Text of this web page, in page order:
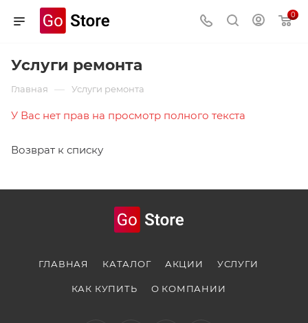
0
Услуги ремонта
Главная — Услуги ремонта
У Вас нет прав на просмотр полного текста
Возврат к списку
ГЛАВНАЯ КАТАЛОГ АКЦИИ УСЛУГИ
КАК КУПИТЬ О КОМПАНИИ